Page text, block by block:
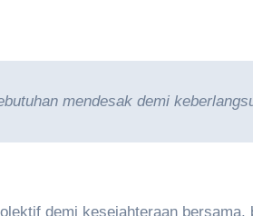
mendesak demi
demi kesejahteraan